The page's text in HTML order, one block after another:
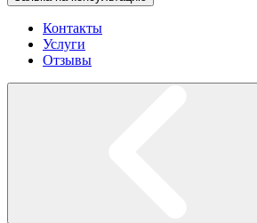
Контакты
Услуги
Отзывы